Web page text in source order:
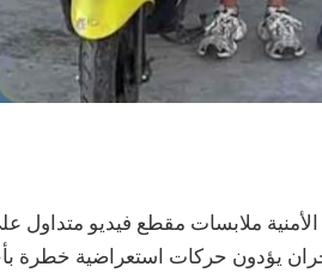
ملابسات مقطع فيديو متداول
يؤدون حركات استعراضية خطرة